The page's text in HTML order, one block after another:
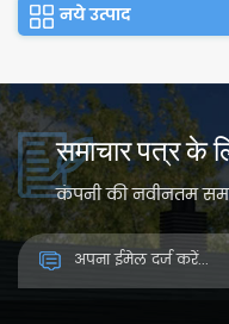
नये उत्पाद
समाचार पत्र के
कंपनी की नवीनतम